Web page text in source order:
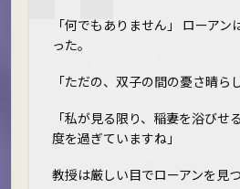
「何でもありません」 ローア
った。
「ただの、双子の間の憂さ晴ら
「私が見る限り、稲妻を浴びせ
度を過ぎていますね」
教授は厳しい目でローアンを見つ